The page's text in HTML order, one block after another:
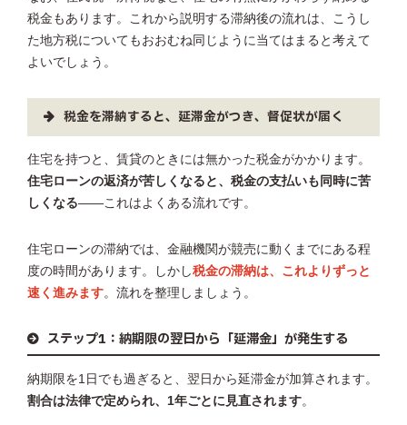
税金もあります。これから説明する滞納後の流れは、こうし
た地方税についてもおおむね同じように当てはまると考えて
よいでしょう。
税金を滞納すると、延滞金がつき、督促状が届く
住宅を持つと、賃貸のときには無かった税金がかかります。
住宅ローンの返済が苦しくなると、税金の支払いも同時に苦
しくなる——これはよくある流れです。
住宅ローンの滞納では、金融機関が競売に動くまでにある程
度の時間があります。しかし税金の滞納は、これよりずっと
速く進みます。流れを整理しましょう。
ステップ1：納期限の翌日から「延滞金」が発生する
納期限を1日でも過ぎると、翌日から延滞金が加算されます。
割合は法律で定められ、1年ごとに見直されます。